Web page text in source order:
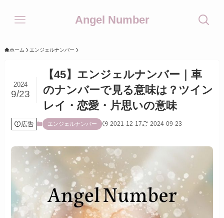
Angel Number
ホーム エンジェルナンバー
【45】エンジェルナンバー｜車
のナンバーで見る意味は？ツイン
レイ・恋愛・片思いの意味
2024
9/23
広告 エンジェルナンバー 2021-12-17 2024-09-23